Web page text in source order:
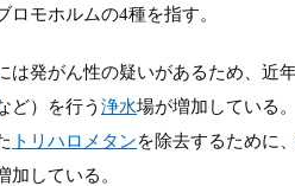
ロモホルムの4種を指す。
は発がん性の疑いがあるため、近
ど）を行う 浄水場が増加している。
トリハロメタンを除去するために、
加している。